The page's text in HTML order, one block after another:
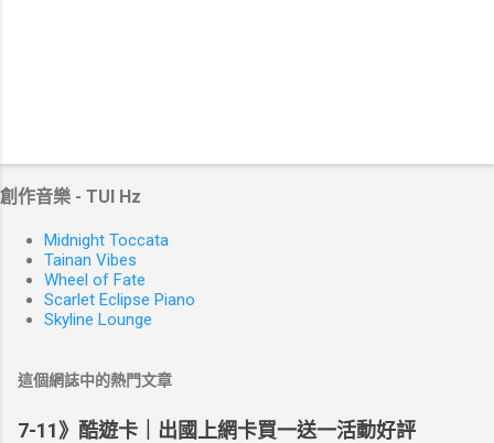
創作音樂 - TUI Hz
Midnight Toccata
Tainan Vibes
Wheel of Fate
Scarlet Eclipse Piano
Skyline Lounge
這個網誌中的熱門文章
7-11》酷遊卡｜出國上網卡買一送一活動好評